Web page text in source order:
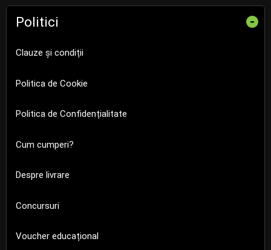
Politici -
Clauze și condiții
Politica de Cookie
Politica de Confidențialitate
Cum cumperi?
Despre livrare
Concursuri
Voucher educațional